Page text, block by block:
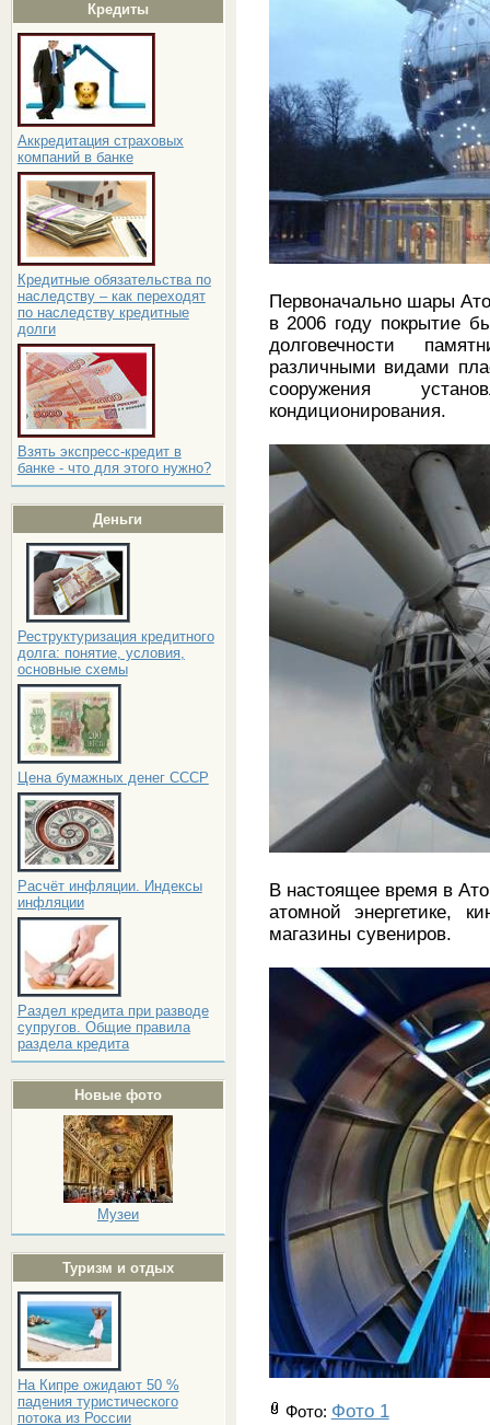
Кредиты
Аккредитация страховых
компаний в банке
Кредитные обязательства по
наследству – как переходят
по наследству кредитные
долги
Взять экспресс-кредит в
банке - что для этого нужно?
Деньги
Реструктуризация кредитного
долга: понятие, условия,
основные схемы
Цена бумажных денег СССР
Расчёт инфляции. Индексы
инфляции
Раздел кредита при разводе
супругов. Общие правила
раздела кредита
Новые фото
Музеи
Туризм и отдых
На Кипре ожидают 50 %
падения туристического
потока из России
Первоначально шары
в 2006 году покрытие
долговечности
различными видами
сооружения
кондиционирования.
В настоящее время в
атомной энергетике,
магазины сувениров.
Фото: Фото 1